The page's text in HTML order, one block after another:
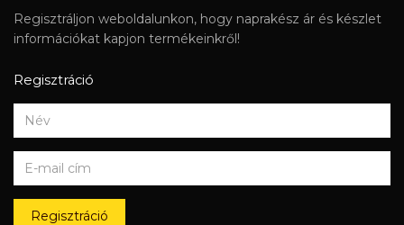
Regisztráljon weboldalunkon, hogy naprakész ár és készlet
információkat kapjon termékeinkről!
Regisztráció
Regisztráció